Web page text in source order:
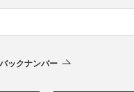
ックナンバー